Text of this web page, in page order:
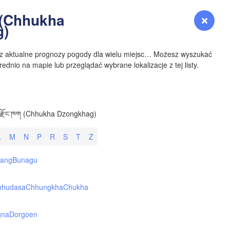
Zaloguj się Prognoza
aktualne prognozy pogody dla wielu miejsc… Możesz wyszukać
na mapie lub przeglądać wybrane lokalizacje z tej listy.
(Chhukha Dzongkhag)
M N P R S T Z
Bunagu
ChhungkhaChukha
Dorgoen